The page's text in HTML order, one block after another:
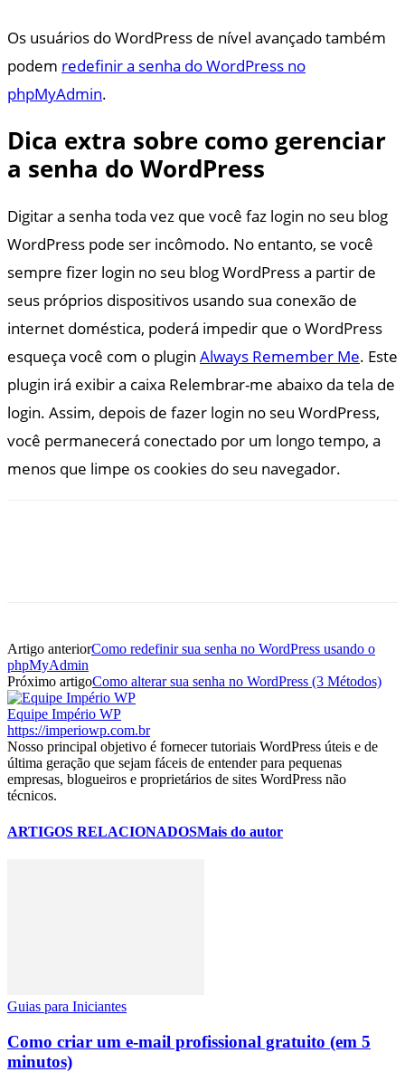
Os usuários do WordPress de nível avançado também
podem redefinir a senha do WordPress no
phpMyAdmin.
Dica extra sobre como gerenciar
a senha do WordPress
Digitar a senha toda vez que você faz login no seu blog
WordPress pode ser incômodo. No entanto, se você
sempre fizer login no seu blog WordPress a partir de
seus próprios dispositivos usando sua conexão de
internet doméstica, poderá impedir que o WordPress
esqueça você com o plugin Always Remember Me. Este
plugin irá exibir a caixa Relembrar-me abaixo da tela de
login. Assim, depois de fazer login no seu WordPress,
você permanecerá conectado por um longo tempo, a
menos que limpe os cookies do seu navegador.
Artigo anteriorComo redefinir sua senha no WordPress usando o
phpMyAdmin
Próximo artigoComo alterar sua senha no WordPress (3 Métodos)
Equipe Império WP
https://imperiowp.com.br
Nosso principal objetivo é fornecer tutoriais WordPress úteis e de
última geração que sejam fáceis de entender para pequenas
empresas, blogueiros e proprietários de sites WordPress não
técnicos.
ARTIGOS RELACIONADOSMais do autor
Guias para Iniciantes
Como criar um e-mail profissional gratuito (em 5
minutos)